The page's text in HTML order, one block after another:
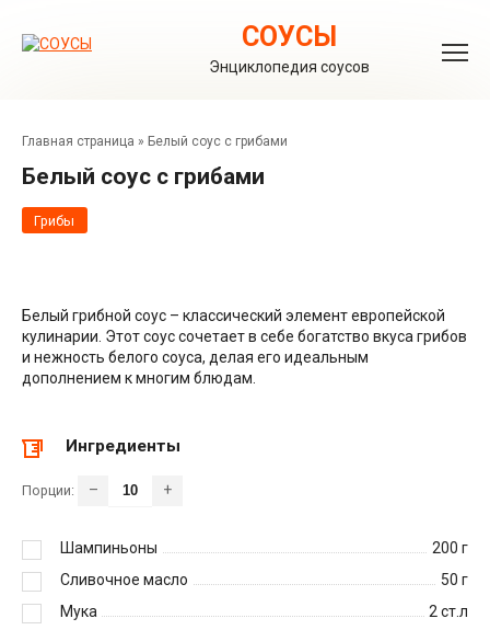
контенту
СОУСЫ
Энциклопедия соусов
Главная страница » Белый соус с грибами
Белый соус с грибами
Грибы
Белый грибной соус – классический элемент европейской
кулинарии. Этот соус сочетает в себе богатство вкуса грибов
и нежность белого соуса, делая его идеальным
дополнением к многим блюдам.
Ингредиенты
Порции: – +
Шампиньоны 200 г
Сливочное масло
50 г
Мука
2 ст.л